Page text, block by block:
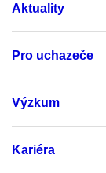
Aktuality
Pro uchazeče
Výzkum
Kariéra